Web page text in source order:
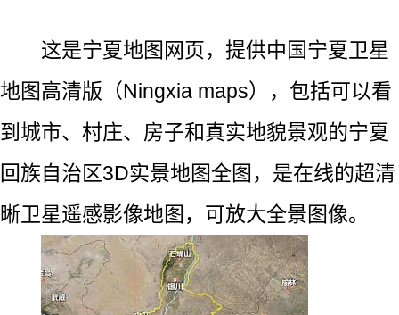
这是宁夏地图网页，提供中国宁夏卫星
地图高清版（Ningxia maps），包括可以看
到城市、村庄、房子和真实地貌景观的宁夏
回族自治区3D实景地图全图，是在线的超清
晰卫星遥感影像地图，可放大全景图像。